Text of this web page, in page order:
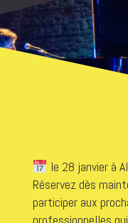
le 28 janvier à
Réservez dès
participer aux